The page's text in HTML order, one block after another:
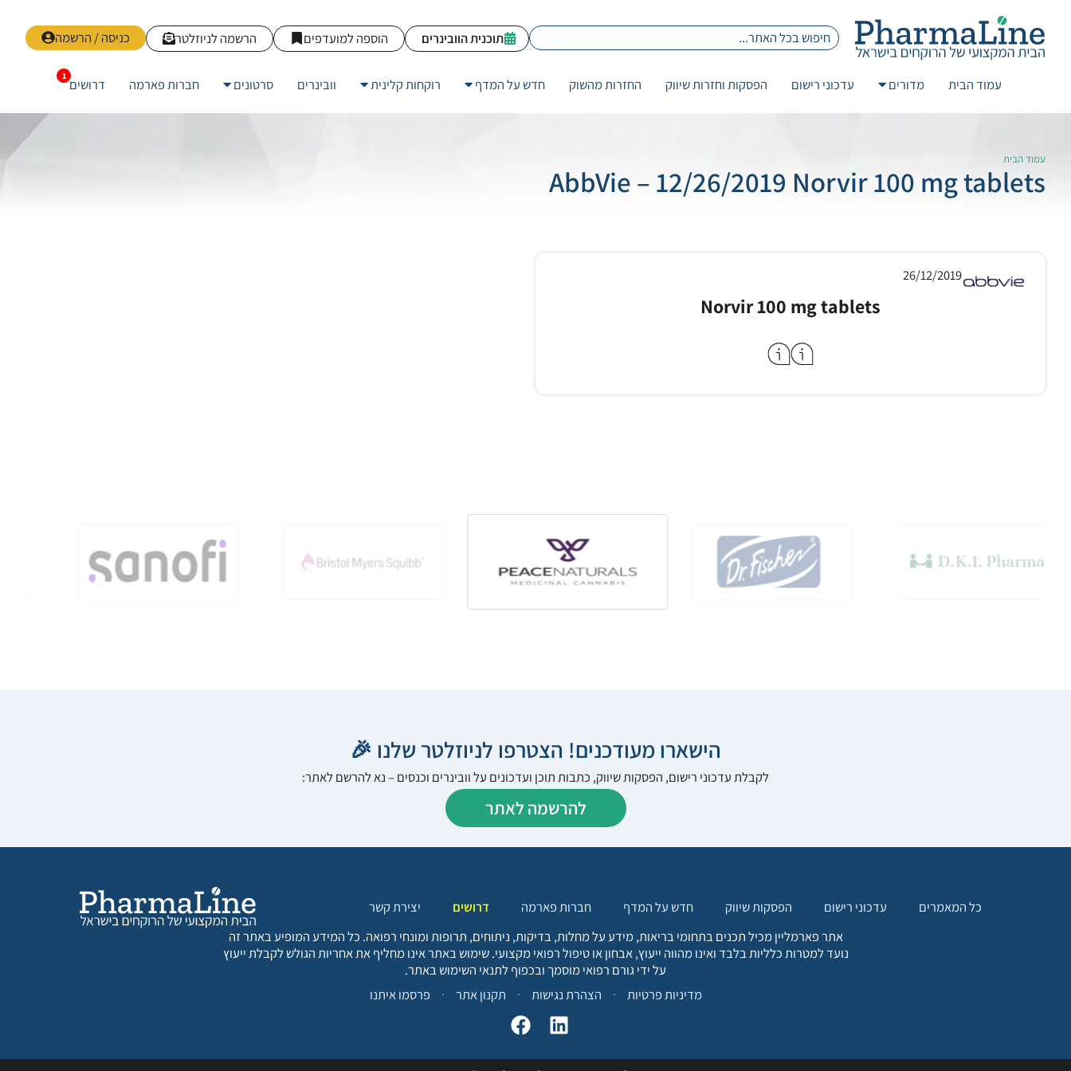
כניסה / הרשמה הרשמה לניוזלטר הוספה למועדפים תוכנית הוובינרים
עמוד הבית מדורים עדכוני רישום הפסקות וחזרות שיווק החזרות מהשוק חדש על המדף רוקחות קלינית וובינרים סרטונים חברות פארמה דרושים
עמוד הבית
AbbVie – 12/26/2019 Norvir 100 mg tablets
26/12/2019
Norvir 100 mg tablets
הישארו מעודכנים! הצטרפו לניוזלטר שלנו 🎉
לקבלת עדכוני רישום, הפסקות שיווק, כתבות תוכן ועדכונים על וובינרים וכנסים – נא להרשם לאתר:
להרשמה לאתר
כל המאמרים עדכוני רישום הפסקות שיווק חדש על המדף חברות פארמה דרושים
יצירת קשר
אתר פארמליין מכיל תכנים בתחומי בריאות, מידע על מחלות, בדיקות, ניתוחים, תרופות ומונחי רפואה. כל המידע המופיע באתר זה
נועד למטרות כלליות בלבד ואינו מהווה ייעוץ, אבחון או טיפול רפואי מקצועי. שימוש באתר אינו מחליף את אחריות הגולש לקבלת ייעוץ
על ידי גורם רפואי מוסמך ובכפוף לתנאי השימוש באתר.
מדיניות פרטיות
הצהרת נגישות תקנון אתר פרסמו איתנו